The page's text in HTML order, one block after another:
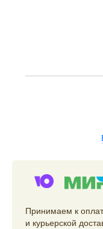
Принимаем к
и курьерской